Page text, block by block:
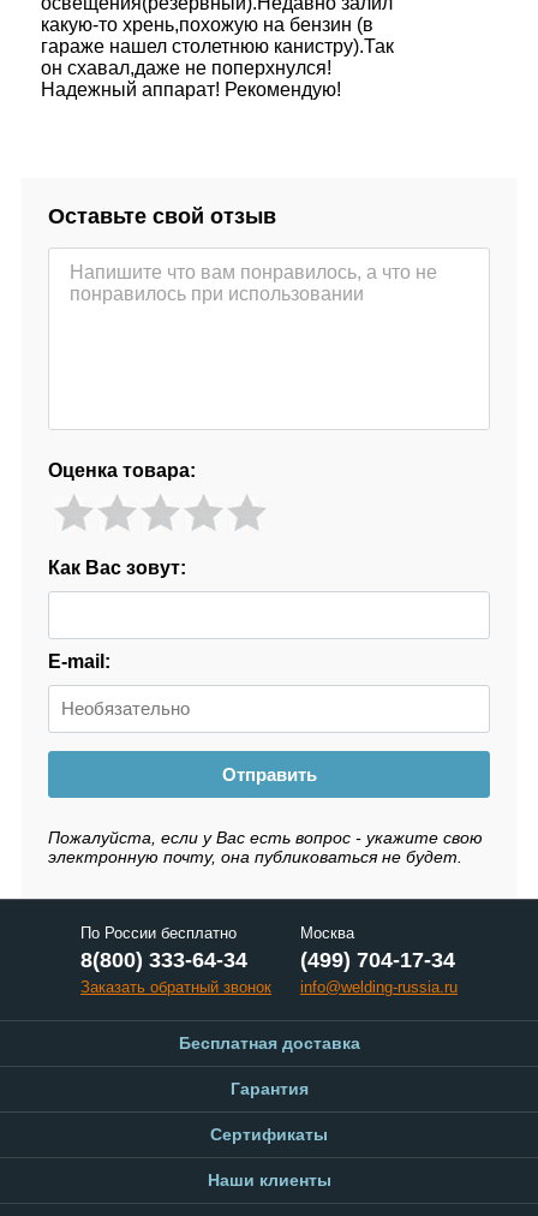
какую-то хрень,похожую на бензин (в
гараже нашел столетнюю канистру).Так
он схавал,даже не поперхнулся!
Надежный аппарат! Рекомендую!
Оставьте свой отзыв
Оценка товара:
Как Вас зовут:
E-mail:
Отправить
Пожалуйста, если у Вас есть вопрос - укажите свою
электронную почту, она публиковаться не будет.
По России бесплатно
8(800) 333-64-34
Заказать обратный звонок
Москва
(499) 704-17-34
info@welding-russia.ru
Бесплатная доставка
Гарантия
Сертификаты
Наши клиенты